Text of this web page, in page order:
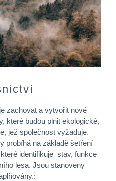
zachovat a vytvořit nové
které budou plnit ekologické,
jež společnost vyžaduje.
probíhá na základě šetření
identifikuje stav, funkce
lesa. Jsou stanoveny